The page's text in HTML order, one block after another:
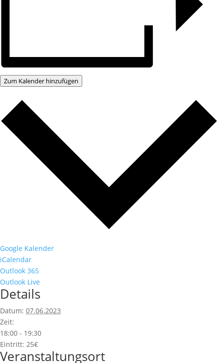
Zum Kalender hinzufügen
Google Kalender
iCalendar
Outlook 365
Outlook Live
Details
Datum: 07.06.2023
Zeit:
18:00 - 19:30
Eintritt: 25€
Veranstaltungsort